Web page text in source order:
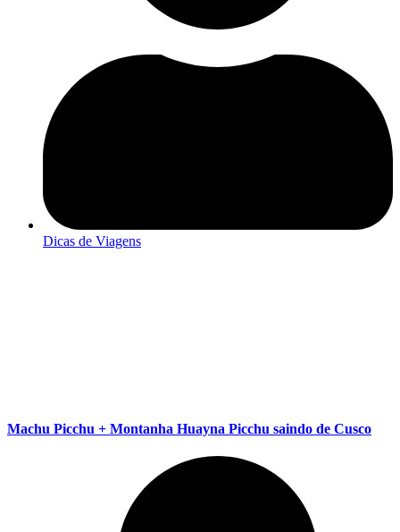
Dicas de Viagens
Machu Picchu + Montanha Huayna Picchu saindo de Cusco